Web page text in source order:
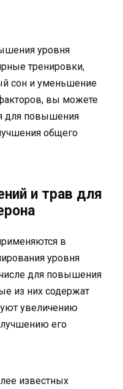
уровня
тренировки,
сон и уменьшение
вы можете
для повышения
общего
и трав для
в
уровня
для повышения
из них содержат
увеличению
его
известных